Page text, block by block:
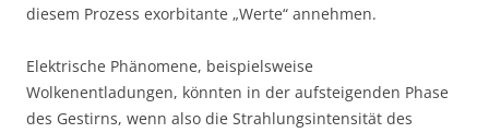
diesem Prozess exorbitante „Werte“ annehmen.
Elektrische Phänomene, beispielsweise
Wolkenentladungen, könnten in der aufsteigenden Phase
des Gestirns, wenn also die Strahlungsintensität des